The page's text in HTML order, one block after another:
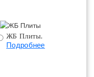
ЖБ Плиты.
Подробнее